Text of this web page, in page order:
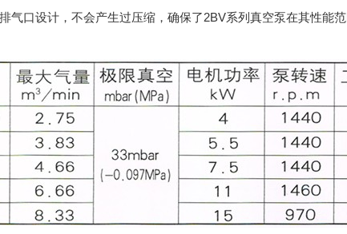
气口设计，不会产生过压缩，确保了2BV系列真空泵在其性能范